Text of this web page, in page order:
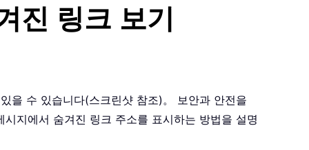
진 링크 보기
을 수 있습니다(스크린샷 참조)。 보안과 안전을
지에서 숨겨진 링크 주소를 표시하는 방법을 설명